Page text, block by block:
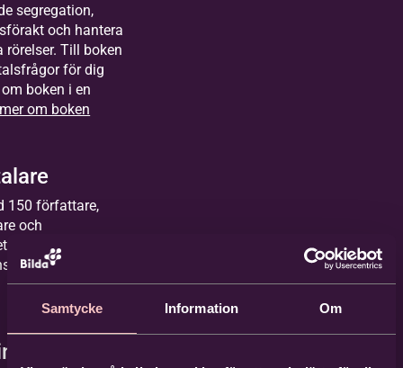
Samtycke Information Om
segregation,
och hantera
Till boken
för dig
boken i en
om boken
150 författare,
och
som kan anlitas
initiativet